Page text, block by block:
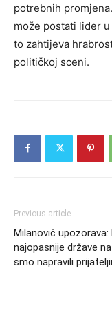
potrebnih
može postati lider
to zahtijeva
političkoj sceni.
Previous article
Milanović upozorava:
najopasnije države
smo napravili